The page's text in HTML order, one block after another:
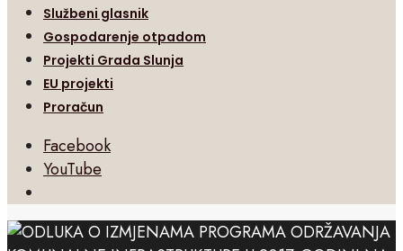
Službeni glasnik
Gospodarenje otpadom
Projekti Grada Slunja
EU projekti
Proračun
Facebook
YouTube
Search
Window